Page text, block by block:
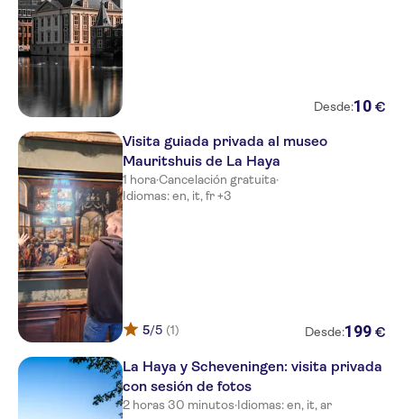
Desde:10 €
Visita guiada privada al museo
Mauritshuis de La Haya
1 hora·Cancelación gratuita·
Idiomas: en, it, fr +3
5/5 (1) Desde:199 €
La Haya y Scheveningen: visita privada
con sesión de fotos
2 horas 30 minutos·Idiomas: en, it, ar